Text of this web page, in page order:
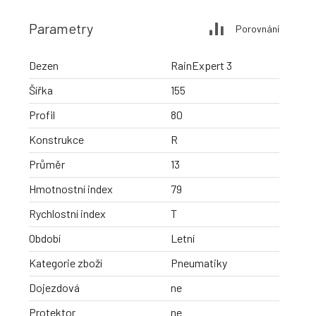
Parametry Porovnání
Dezen
RainExpert 3
Šířka
155
Profil
80
Konstrukce
R
Průměr
13
Hmotnostní index
79
Rychlostní index
T
Období
Letní
Kategorie zboží
Pneumatiky
Dojezdová
ne
Protektor
ne